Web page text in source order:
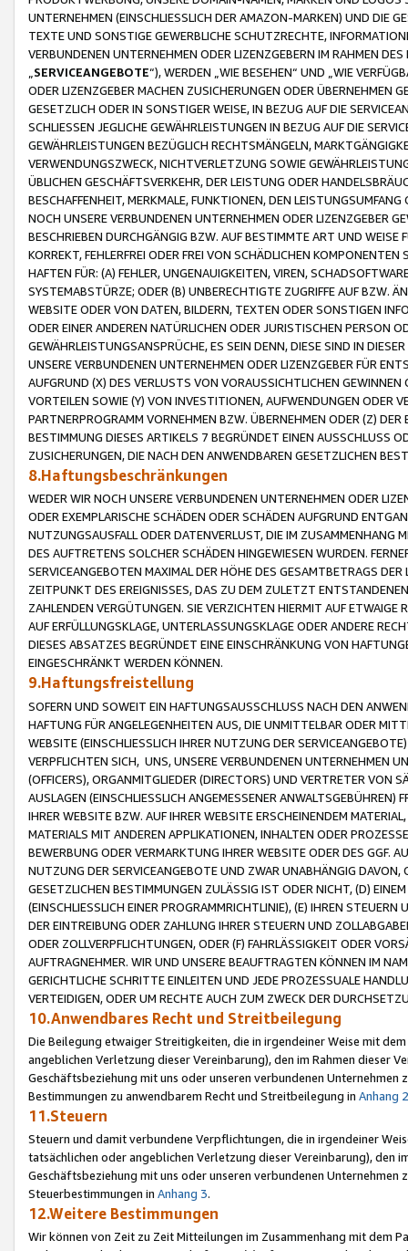
UNTERNEHMEN (EINSCHLIESSLICH DER AMAZON-MARKEN) UND DIE
TEXTE UND SONSTIGE GEWERBLICHE SCHUTZRECHTE,
VERBUNDENEN UNTERNEHMEN ODER LIZENZGEBERN IM RAHMEN
SERVICEANGEBOTE“), WERDEN „WIE BESEHEN“ UND „WIE
ODER LIZENZGEBER MACHEN ZUSICHERUNGEN ODER ÜBERNEHMEN
GESETZLICH ODER IN SONSTIGER WEISE, IN BEZUG AUF DIE
SCHLIESSEN JEGLICHE GEWÄHRLEISTUNGEN IN BEZUG AUF DIE
GEWÄHRLEISTUNGEN BEZÜGLICH RECHTSMÄNGELN,
VERWENDUNGSZWECK, NICHTVERLETZUNG SOWIE
ÜBLICHEN GESCHÄFTSVERKEHR, DER LEISTUNG ODER
BESCHAFFENHEIT, MERKMALE, FUNKTIONEN, DEN
NOCH UNSERE VERBUNDENEN UNTERNEHMEN ODER LIZENZGEBER
BESCHRIEBEN DURCHGÄNGIG BZW. AUF BESTIMMTE ART UND
KORREKT, FEHLERFREI ODER FREI VON SCHÄDLICHEN
HAFTEN FÜR: (A) FEHLER, UNGENAUIGKEITEN, VIREN,
SYSTEMABSTÜRZE; ODER (B) UNBERECHTIGTE ZUGRIFFE AUF BZW.
WEBSITE ODER VON DATEN, BILDERN, TEXTEN ODER SONSTIGEN
ODER EINER ANDEREN NATÜRLICHEN ODER JURISTISCHEN PERSON
GEWÄHRLEISTUNGSANSPRÜCHE, ES SEIN DENN, DIESE SIND IN
UNSERE VERBUNDENEN UNTERNEHMEN ODER LIZENZGEBER FÜR
AUFGRUND (X) DES VERLUSTS VON VORAUSSICHTLICHEN
VORTEILEN SOWIE (Y) VON INVESTITIONEN, AUFWENDUNGEN ODER
PARTNERPROGRAMM VORNEHMEN BZW. ÜBERNEHMEN ODER (Z)
BESTIMMUNG DIESES ARTIKELS 7 BEGRÜNDET EINEN AUSSCHLUSS
ZUSICHERUNGEN, DIE NACH DEN ANWENDBAREN GESETZLICHEN
8.Haftungsbeschränkungen
WEDER WIR NOCH UNSERE VERBUNDENEN UNTERNEHMEN ODER
ODER EXEMPLARISCHE SCHÄDEN ODER SCHÄDEN AUFGRUND
NUTZUNGSAUSFALL ODER DATENVERLUST, DIE IM ZUSAMMENHANG
DES AUFTRETENS SOLCHER SCHÄDEN HINGEWIESEN WURDEN.
SERVICEANGEBOTEN MAXIMAL DER HÖHE DES GESAMTBETRAGS
ZEITPUNKT DES EREIGNISSES, DAS ZU DEM ZULETZT
ZAHLENDEN VERGÜTUNGEN. SIE VERZICHTEN HIERMIT AUF
AUF ERFÜLLUNGSKLAGE, UNTERLASSUNGSKLAGE ODER ANDERE
DIESES ABSATZES BEGRÜNDET EINE EINSCHRÄNKUNG VON
EINGESCHRÄNKT WERDEN KÖNNEN.
9.Haftungsfreistellung
SOFERN UND SOWEIT EIN HAFTUNGSAUSSCHLUSS NACH DEN
HAFTUNG FÜR ANGELEGENHEITEN AUS, DIE UNMITTELBAR ODER
WEBSITE (EINSCHLIESSLICH IHRER NUTZUNG DER
VERPFLICHTEN SICH, UNS, UNSERE VERBUNDENEN UNTERNEHMEN
(OFFICERS), ORGANMITGLIEDER (DIRECTORS) UND VERTRETER VON
AUSLAGEN (EINSCHLIESSLICH ANGEMESSENER
IHRER WEBSITE BZW. AUF IHRER WEBSITE ERSCHEINENDEM
MATERIALS MIT ANDEREN APPLIKATIONEN, INHALTEN ODER
BEWERBUNG ODER VERMARKTUNG IHRER WEBSITE ODER DES GGF.
NUTZUNG DER SERVICEANGEBOTE UND ZWAR UNABHÄNGIG
GESETZLICHEN BESTIMMUNGEN ZULÄSSIG IST ODER NICHT, (D)
(EINSCHLIESSLICH EINER PROGRAMMRICHTLINIE), (E) IHREN
DER EINTREIBUNG ODER ZAHLUNG IHRER STEUERN UND
ODER ZOLLVERPFLICHTUNGEN, ODER (F) FAHRLÄSSIGKEIT ODER
AUFTRAGNEHMER. WIR UND UNSERE BEAUFTRAGTEN KÖNNEN IM
GERICHTLICHE SCHRITTE EINLEITEN UND JEDE PROZESSUALE
VERTEIDIGEN, ODER UM RECHTE AUCH ZUM ZWECK DER
10.Anwendbares Recht und Streitbeilegung
Die Beilegung etwaiger Streitigkeiten, die in irgendeiner Weise mit
angeblichen Verletzung dieser Vereinbarung), den im Rahmen dieser
Geschäftsbeziehung mit uns oder unseren verbundenen
Bestimmungen zu anwendbarem Recht und Streitbeilegung in Anhang 2
11.Steuern
Steuern und damit verbundene Verpflichtungen, die in irgendeiner
tatsächlichen oder angeblichen Verletzung dieser Vereinbarung), den
Geschäftsbeziehung mit uns oder unseren verbundenen
Steuerbestimmungen in Anhang 3.
12.Weitere Bestimmungen
Wir können von Zeit zu Zeit Mitteilungen im Zusammenhang mit dem